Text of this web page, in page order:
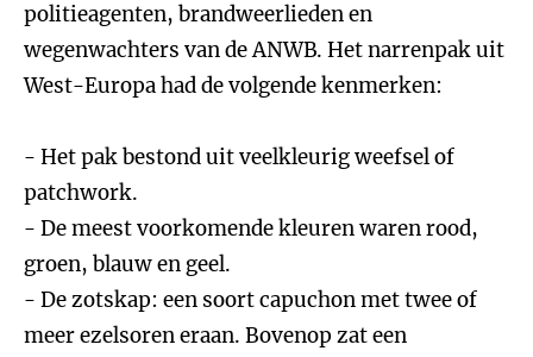
politieagenten, brandweerlieden en
wegenwachters van de ANWB. Het narrenpak uit
West-Europa had de volgende kenmerken:
- Het pak bestond uit veelkleurig weefsel of
patchwork.
- De meest voorkomende kleuren waren rood,
groen, blauw en geel.
- De zotskap: een soort capuchon met twee of
meer ezelsoren eraan. Bovenop zat een